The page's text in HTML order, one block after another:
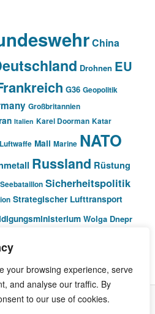
your browsing experience, serve
and analyse our traffic. By
to our use of cookies.
China
Drohnen EU
G36 Geopolitik
Großbritannien
Italien Karel Doorman Katar
Luftwaffe Mali Marine NATO
Russland Rüstung
Seebataillon Sicherheitspolitik
Strategischer Lufttransport
Wolga Dnepr